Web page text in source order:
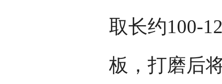
取长约100-
板，打磨后